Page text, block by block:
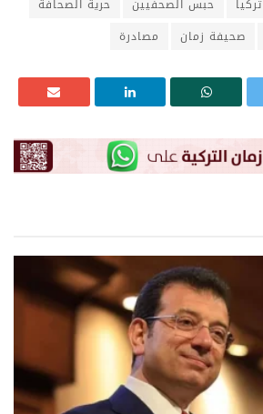
تركيا حبس الصحفيين
حرية الصحافة
صحيفة زمان مصادرة